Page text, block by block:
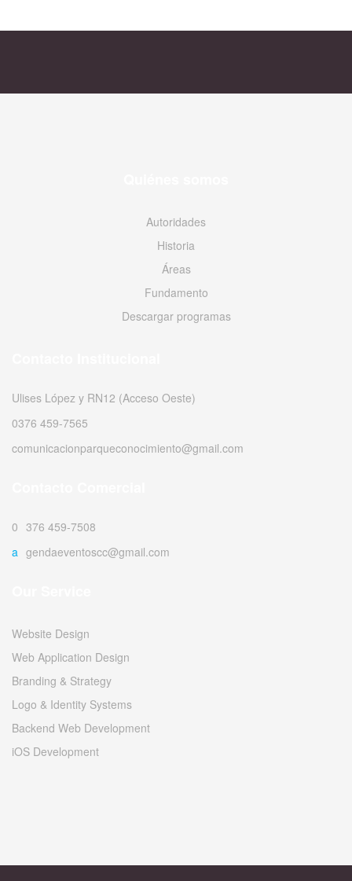
Autoridades
Historia
Áreas
Fundamento
Descargar programas
Ulises López y RN12 (Acceso Oeste)
0376 459-7565
comunicacionparqueconocimiento@gmail.com
0376 459-7508
agendaeventoscc@gmail.com
Website Design
Web Application Design
Branding & Strategy
Logo & Identity Systems
Backend Web Development
iOS Development